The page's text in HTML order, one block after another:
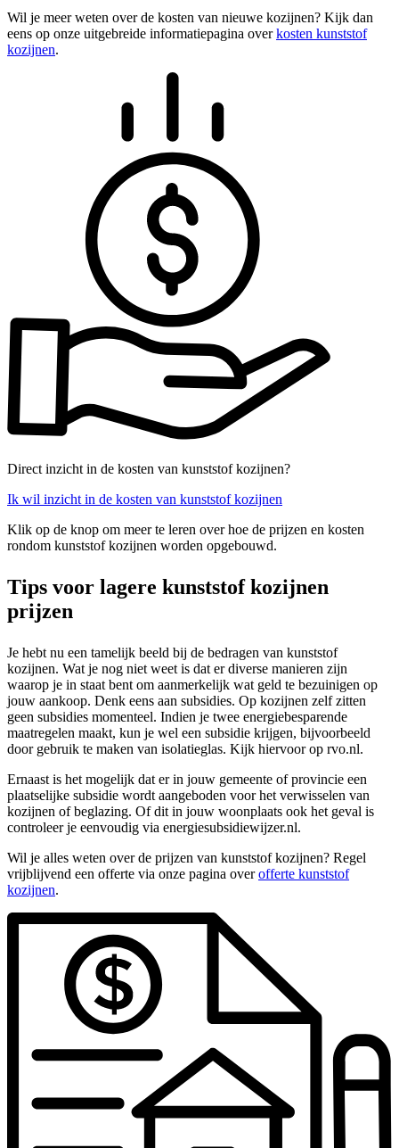
Wil je meer weten over de kosten van nieuwe kozijnen? Kijk dan
eens op onze uitgebreide informatiepagina overkosten kunststof
kozijnen.
Direct inzicht in de kosten van kunststof kozijnen?
Ik wil inzicht in de kosten van kunststof kozijnen
Klik op de knop om meer te leren over hoe de prijzen en kosten
rondom kunststof kozijnen worden opgebouwd.
Tips voor lagere kunststof kozijnen
prijzen
Je hebt nu een tamelijk beeld bij de bedragen van kunststof
kozijnen. Wat je nog niet weet is dat er diverse manieren zijn
waarop je in staat bent om aanmerkelijk wat geld te bezuinigen op
jouw aankoop. Denk eens aan subsidies. Op kozijnen zelf zitten
geen subsidies momenteel. Indien je twee energiebesparende
maatregelen maakt, kun je wel een subsidie krijgen, bijvoorbeeld
door gebruik te maken van isolatieglas. Kijk hiervoor op rvo.nl.
Ernaast is het mogelijk dat er in jouw gemeente of provincie een
plaatselijke subsidie wordt aangeboden voor het verwisselen van
kozijnen of beglazing. Of dit in jouw woonplaats ook het geval is
controleer je eenvoudig via energiesubsidiewijzer.nl.
Wil je alles weten over de prijzen van kunststof kozijnen? Regel
vrijblijvend een offerte via onze pagina overofferte kunststof
kozijnen.